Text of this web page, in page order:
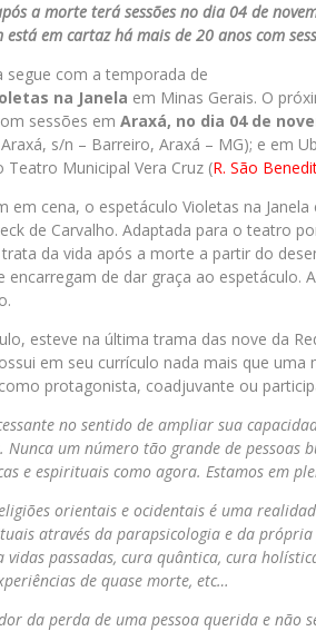
a morte terá sessões no dia 04 de
em cartaz há mais de 20 anos com
segue com a temporada de
na Janela em Minas Gerais. O
sessões em Araxá, no dia 04 de
s/n – Barreiro, Araxá – MG); e em
Teatro Municipal Vera Cruz (R. São
em cena, o espetáculo Violetas na Janela
de Carvalho. Adaptada para o teatro
da vida após a morte a partir do
encarregam de dar graça ao espetáculo.
esteve na última trama das nove da
em seu currículo nada mais que
protagonista, coadjuvante ou
no sentido de ampliar sua
Nunca um número tão grande de pessoas
e espirituais como agora. Estamos em
orientais e ocidentais é uma
através da parapsicologia e da
vidas passadas, cura quântica, cura
de quase morte, etc…
da perda de uma pessoa querida e não